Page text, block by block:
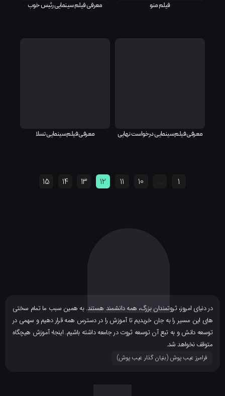
فیلم منو معرفی فیلم سینمایی رئیس خوب
معرفی فیلم سینمایی درخواست نهایی معرفی فیلم سینمایی تسلا
13
14
15
دنیای امروز، ثروتمندان بزرگ، همه دانشمند هستند. به همین سبب ما تمام سختی
این مسیر را به جان خریدیم تا آموزش را در دسترس همه قرار دهیم و سهمی در
دانش و به تبع آن توسعه ثروت در جامعه داشته باشیم. اینجا؛ آموزش هیچگاه
نخواهد شد.
فرامرز عیب پوش (بنیان گذار عیب پوش​)